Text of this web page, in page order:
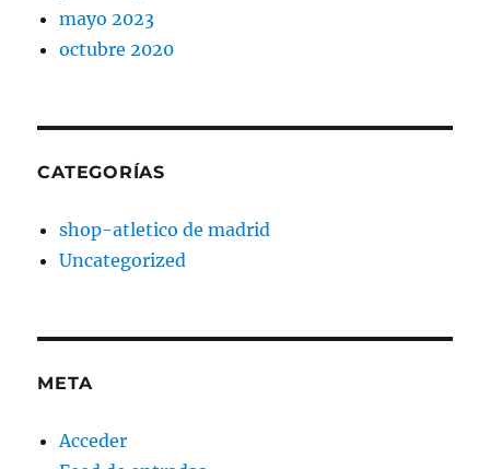
mayo 2023
octubre 2020
CATEGORÍAS
shop-atletico de madrid
Uncategorized
META
Acceder